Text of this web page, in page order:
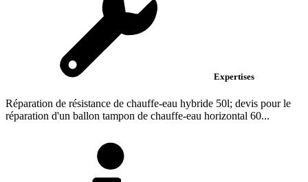
Expertises
Réparation de résistance de chauffe-eau hybride 50l; devis pour le
réparation d'un ballon tampon de chauffe-eau horizontal 60...